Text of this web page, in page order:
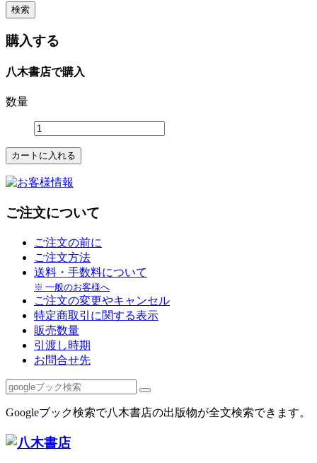
購入する
八木書店で購入
数量
ご注文について
ご注文の前に
ご注文方法
送料・手数料について
※ 一般のお客様へ
ご注文の変更やキャンセル
特定商取引に関する表示
販売数量
引渡し時期
お問合せ先
Googleブック検索で八木書店の出版物が全文検索できます。